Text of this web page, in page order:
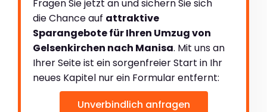
Fragen Sie jetzt an und sichern Sie sich
die Chance auf attraktive
Sparangebote für Ihren Umzug von
Gelsenkirchen nach Manisa. Mit uns an
Ihrer Seite ist ein sorgenfreier Start in Ihr
neues Kapitel nur ein Formular entfernt:
Unverbindlich anfragen